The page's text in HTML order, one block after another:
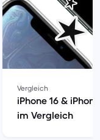
Vergleich
iPhone 16 &
im Vergleich